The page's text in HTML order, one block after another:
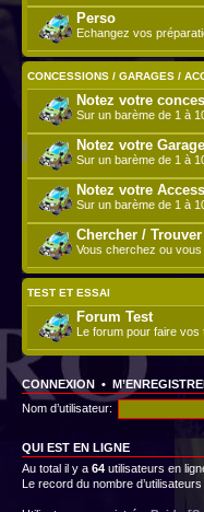
Perso
Echangez vos
CONCESSIONS / GARAGES /
Notez votre
Sur un barème de 1 à
Notez votre Garage
Sur un barème de 1 à
Notez votre
Sur un barème de 1 à
Chercher / Trouver
Vous cherchez ou
TEST ET ESSAI
Forum Test
Le forum pour faire vos
CONNEXION •
Nom d’utilisateur:
QUI EST EN LIGNE
Au total il y a 64 utilisateurs en
Le record du nombre